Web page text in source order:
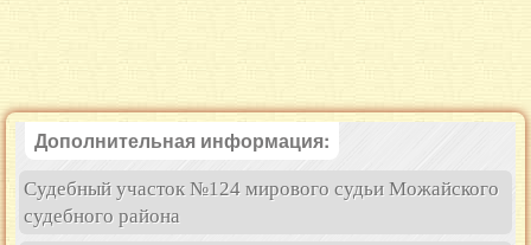
Дополнительная информация:
Судебный участок №124 мирового судьи Можайского
судебного района